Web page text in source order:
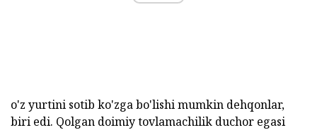
o'z yurtini sotib ko'zga bo'lishi mumkin dehqonlar,
biri edi. Qolgan doimiy tovlamachilik duchor egasi